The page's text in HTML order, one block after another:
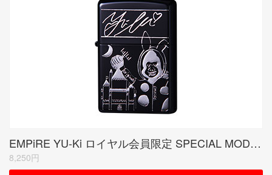
EMPiRE YU-Ki ロイヤル会員限定 SPECIAL MODEL (受注生産品)
8,250円